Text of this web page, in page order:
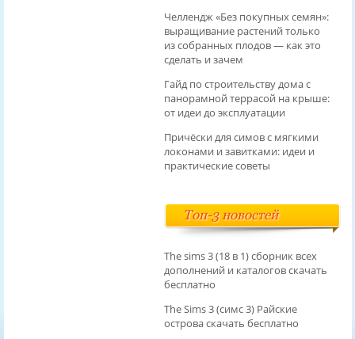
Челлендж «Без покупных семян»:
выращивание растений только
из собранных плодов — как это
сделать и зачем
Гайд по строительству дома с
панорамной террасой на крыше:
от идеи до эксплуатации
Причёски для симов с мягкими
локонами и завитками: идеи и
практические советы
Топ-3 новостей
The sims 3 (18 в 1) сборник всех
дополнений и каталогов скачать
бесплатно
The Sims 3 (симс 3) Райские
острова скачать бесплатно